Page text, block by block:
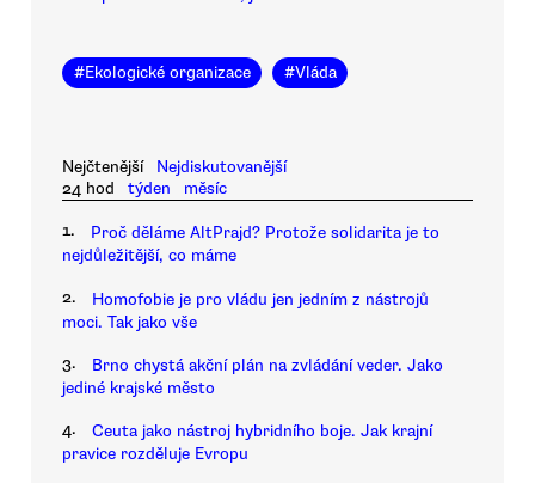
#Ekologické organizace #Vláda
Nejčtenější
Nejdiskutovanější
24 hod
týden měsíc
1.
Proč děláme AltPrajd? Protože solidarita je to
nejdůležitější, co máme
2.
Homofobie je pro vládu jen jedním z nástrojů
moci. Tak jako vše
3.
Brno chystá akční plán na zvládání veder. Jako
jediné krajské město
4.
Ceuta jako nástroj hybridního boje. Jak krajní
pravice rozděluje Evropu